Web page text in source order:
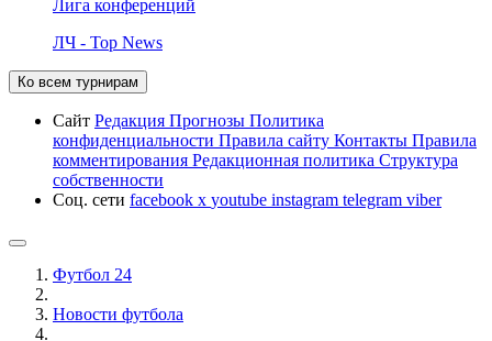
Лига конференций
ЛЧ - Top News
Ко всем турнирам
Сайт Редакция Прогнозы Политика
конфиденциальности Правила сайту Контакты Правила
комментирования Редакционная политика Структура
собственности
Соц. сети facebook x youtube instagram telegram viber
Футбол 24
Новости футбола